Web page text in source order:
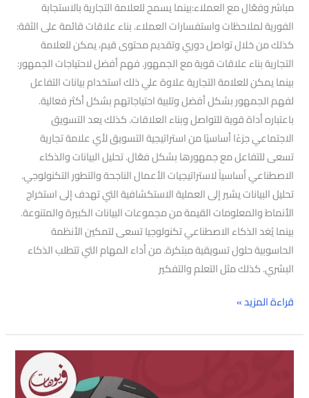
مباشر وفعّال مع العملاء:بينما يسمح للعلامة التجارية بالاستجابة
الفورية لملاحظات واستفسارات العملاء. بناء علاقات قائمة على الثقة:
كذلك من خلال تواصل دوري وتقديم محتوى قيم، يمكن للعلامة
التجارية بناء علاقات قوية مع الجمهور. فهم أفضل لاحتياجات الجمهور:
بينما يمكن للعلامة التجارية علاوة علي ذلك استخدام بيانات التفاعل
لفهم الجمهور بشكل أفضل وتلبية احتياجاتهم بشكل أكثر فعالية.
باعتباره أداة قوية للتواصل وبناء العلاقات. كذلك يعد التسويق
الاجتماعي جزءًا أساسيًا من استراتيجية التسويق لأي علامة تجارية
تسعى للتفاعل مع جمهورها بشكل فعّال. تحليل البيانات والذكاء
الاصطناعي أساسياً لاستراتيجيات الأعمال الناجحة والتطور التكنولوجي.
تحليل البيانات يشير إلى العملية الاستكشافية التي تهدف إلى استخراج
الأنماط والمعلومات القيمة من مجموعات البيانات الكبيرة والمتنوعة.
بينما يُعَد الذكاء الاصطناعي تكنولوجيا تسعى لتمكين الأنظمة
الحاسوبية حلول تسويقية مبتكرة. من أداء المهام التي تتطلب الذكاء
البشري. كذلك مثل التعلم والتفكير
قراءة المزيد »